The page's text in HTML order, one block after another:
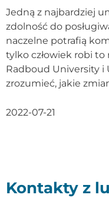
Jedną z najbardziej
zdolność do
naczelne potrafią
tylko człowiek robi to
Radboud University i
zrozumieć, jakie
2022-07-21
Kontakty z